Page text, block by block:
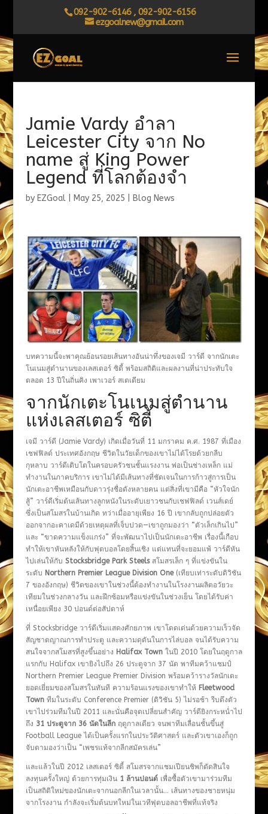
092-902-6146 , 092-902-6156
ezgoalnew@gmail.com
Jamie Vardy อำลา
Leicester City จาก No
name สู่ King Power
Legend ที่โลกต้องจำ
by EZGoal| May 25, 2025 Blog News
บทความนี้จะพาคุณย้อนรอยเส้นทางอันน่าทึ่งของเจมี วาร์ดี จากนักเตะ
โนเนมสู่ตำนานของเลสเตอร์ ซิตี้ พร้อมสถิติและผลงานที่น่าประทับใจ
ตลอด 13 ปีในถิ่นคิง เพาเวอร์ สเตเดียม
จากนักเตะโนเนมสู่ตำนาน
แห่งเลสเตอร์ ซิตี้
เจมี วาร์ดี (Jamie Vardy) เกิดเมื่อวันที่ 11 มกราคม ค.ศ. 1987 ที่เมือง
เชฟฟิลด์ ประเทศอังกฤษ ชีวิตในวัยเด็กของเขาไม่ได้โรยด้วยกลีบ
กุหลาบ วาร์ดีเติบโตในครอบครัวชนชั้นแรงงาน พ่อเป็นช่างเหล็ก แม่
ทำงานในภาคบริการ เขาไม่ได้มีเส้นทางที่ชัดเจนในการก้าวสู่การเป็น
นักเตะอาชีพเหมือนกับดาวรุ่งชื่อดังหลายคน แต่สิ่งที่เขามีคือ “หัวใจนัก
สู้” วาร์ดีเริ่มต้นเส้นทางลูกหนังในระดับเยาวชนกับเชฟฟิลด์ เวนส์เดย์
ซึ่งเป็นสโมสรในบ้านเกิด ทว่าเมื่ออายุเพียง 16 ปี เขากลับถูกปล่อยตัว
ออกจากอะคาเดมีด้วยเหตุผลที่เจ็บปวด—เขาถูกมองว่า “ตัวเล็กเกินไป”
และ “ขาดความแข็งแกร่ง” ที่จะพัฒนาไปเป็นนักเตะอาชีพ เรื่องนี้เกือบ
ทำให้เขาหันหลังให้กับฟุตบอลโดยสิ้นเชิง แต่แทนที่จะยอมแพ้ วาร์ดีหัน
ไปเล่นให้กับ Stocksbridge Park Steelsสโมสรเล็ก ๆ ที่แข่งขันใน
ระดับ Northern Premier League Division One(เทียบเท่าระดับดิวิชัน
7 ของอังกฤษ) ชีวิตของเขาในช่วงนี้ต้องทำงานในโรงงานผลิตอวัยวะ
เทียมในช่วงกลางวัน และฝึกซ้อมหรือแข่งขันในช่วงเย็น โดยได้รับค่า
เหนื่อยเพียง 30 ปอนด์ต่อสัปดาห์
ที่ Stocksbridge วาร์ดีเริ่มแสดงศักยภาพ เขาโดดเด่นด้วยความเร็วจัด
สัญชาตญาณการทำประตู และความดุดันในการไล่บอล จนได้รับความ
สนใจจากสโมสรที่สูงขึ้นอย่าง Halifax Townในปี 2010 โดยในฤดูกาล
แรกกับ Halifax เขายิงไปถึง 26 ประตูจาก 37 นัด พาทีมคว้าแชมป์
Northern Premier League Premier Division พร้อมคว้ารางวัลนักเตะ
ยอดเยี่ยมของสโมสรในทันที ความร้อนแรงของเขาทำให้ Fleetwood
Townทีมในระดับ Conference Premier (ดิวิชัน 5) ไม่รอช้า รีบดึงตัว
เขาไปร่วมทีมในปี 2011 และนั่นคือจุดเปลี่ยนสำคัญ วาร์ดียิงกระหน่ำไป
ถึง 31 ประตูจาก 36 นัดในลีกฤดูกาลเดียว จนพาทีมเลื่อนชั้นขึ้นสู่
Football League ได้เป็นครั้งแรกในประวัติศาสตร์ และตัวเขาเองก็ถูก
จับตามองว่าเป็น “เพชรแท้จากลีกสมัครเล่น”
และแล้วในปี 2012 เลสเตอร์ ซิตี้ สโมสรจากแชมเปียนชิพก็ตัดสินใจ
ลงทุนครั้งใหญ่ ด้วยการทุ่มเงิน 1 ล้านปอนด์เพื่อซื้อตัวเขามาร่วมทีม
เป็นสถิติใหม่ของนักเตะจากนอกลีกในเวลานั้น… เส้นทางของชายหนุ่ม
จากโรงงาน กำลังจะเริ่มต้นบทใหม่ในเวทีฟุตบอลอาชีพที่แท้จริง